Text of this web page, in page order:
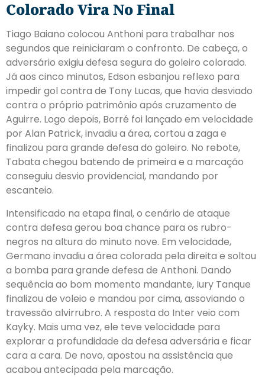
Colorado Vira No Final
Tiago Baiano colocou Anthoni para trabalhar nos
segundos que reiniciaram o confronto. De cabeça, o
adversário exigiu defesa segura do goleiro colorado.
Já aos cinco minutos, Edson esbanjou reflexo para
impedir gol contra de Tony Lucas, que havia desviado
contra o próprio patrimônio após cruzamento de
Aguirre. Logo depois, Borré foi lançado em velocidade
por Alan Patrick, invadiu a área, cortou a zaga e
finalizou para grande defesa do goleiro. No rebote,
Tabata chegou batendo de primeira e a marcação
conseguiu desvio providencial, mandando por
escanteio.
Intensificado na etapa final, o cenário de ataque
contra defesa gerou boa chance para os rubro-
negros na altura do minuto nove. Em velocidade,
Germano invadiu a área colorada pela direita e soltou
a bomba para grande defesa de Anthoni. Dando
sequência ao bom momento mandante, Iury Tanque
finalizou de voleio e mandou por cima, assoviando o
travessão alvirrubro. A resposta do Inter veio com
Kayky. Mais uma vez, ele teve velocidade para
explorar a profundidade da defesa adversária e ficar
cara a cara. De novo, apostou na assistência que
acabou antecipada pela marcação.